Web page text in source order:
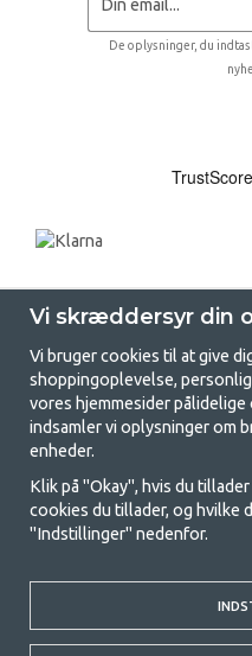
De oplysninger, du
camping
Camping kan enten være en
et fælles eventyr. Uanset
til at campere, så vi
campingvogns-telte og alt
mål er at tilbyde det bedste
funktionalitet i hver
Vi skræddersyr din
Vi bruger cookies til at give
shoppingoplevelse,
vores hjemmesider
indsamler vi oplysninger om
enheder.
Klik på "Okay", hvis du
cookies du tillader, og hvilke
"Indstillinger" nedenfor.